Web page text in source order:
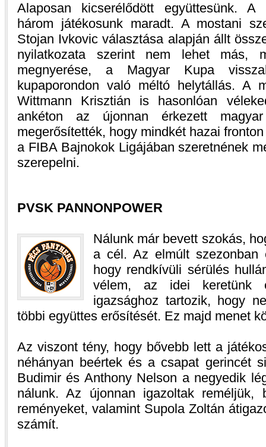
Alaposan kicserélődött együttesünk. A
három játékosunk maradt. A mostani
Stojan Ivkovic választása alapján állt
nyilatkozata szerint nem lehet más,
megnyerése, a Magyar Kupa
kupaporondon való méltó helytállás. A
Wittmann Krisztián is hasonlóan
ankéton az újonnan érkezett
megerősítették, hogy mindkét hazai
a FIBA Bajnokok Ligájában szeretnének
szerepelni.
PVSK PANNONPOWER
Nálunk már bevett szokás,
a cél. Az elmúlt szezonban
hogy rendkívüli sérülés
vélem, az idei keretünk
igazsághoz tartozik, hogy
többi együttes erősítését. Ez majd menet
Az viszont tény, hogy bővebb lett a
néhányan beértek és a csapat gerincét
Budimir és Anthony Nelson a negyedik
nálunk. Az újonnan igazoltak reméljük,
reményeket, valamint Supola Zoltán
számít.